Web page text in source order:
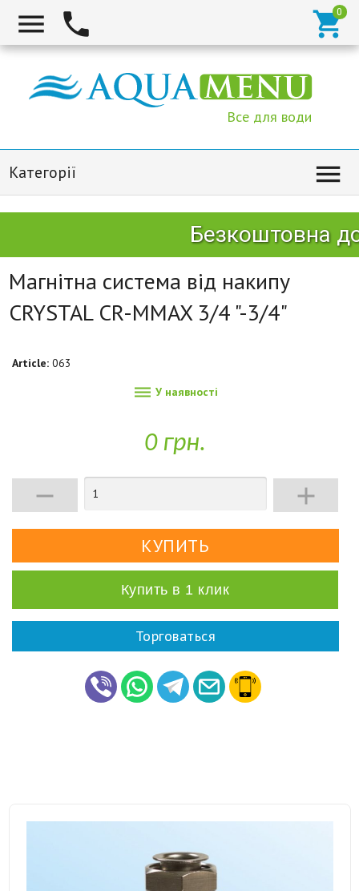
  
Все для води
Категорії 
Безкоштовна
Магнітна система від накипу
CRYSTAL CR-MMAX 3/4 "-3/4"
Article: 063
 У наявності
0 грн.
 
Купить в 1 клик
Торговаться